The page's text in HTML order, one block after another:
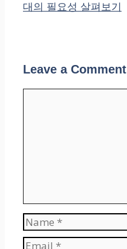
대의 필요성 살펴보기
Leave a Comment
Name
Email